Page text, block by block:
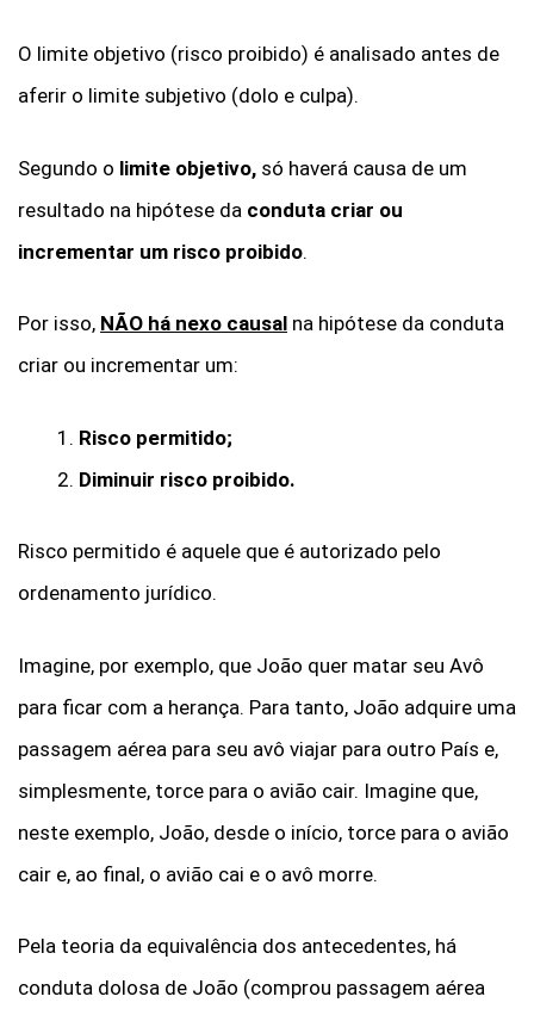
O limite objetivo (risco proibido) é analisado antes de
aferir o limite subjetivo (dolo e culpa).
Segundo o limite objetivo, só haverá causa de um
resultado na hipótese da conduta criar ou
incrementar um risco proibido.
Por isso, NÃO há nexo causal na hipótese da conduta
criar ou incrementar um:
Risco permitido;
Diminuir risco proibido.
Risco permitido é aquele que é autorizado pelo
ordenamento jurídico.
Imagine, por exemplo, que João quer matar seu Avô
para ficar com a herança. Para tanto, João adquire uma
passagem aérea para seu avô viajar para outro País e,
simplesmente, torce para o avião cair. Imagine que,
neste exemplo, João, desde o início, torce para o avião
cair e, ao final, o avião cai e o avô morre.
Pela teoria da equivalência dos antecedentes, há
conduta dolosa de João (comprou passagem aérea